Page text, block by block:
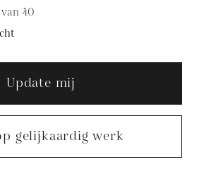
40
Update mij
gelijkaardig werk